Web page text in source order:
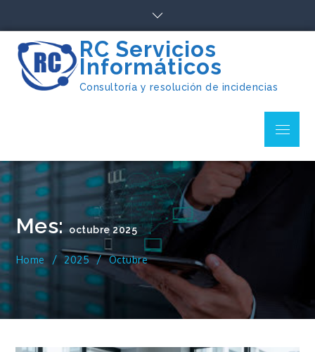
content
RC Servicios
Informáticos
Consultoría y resolución de incidencias
Menu
Mes: octubre 2025
Home 2025 Octubre